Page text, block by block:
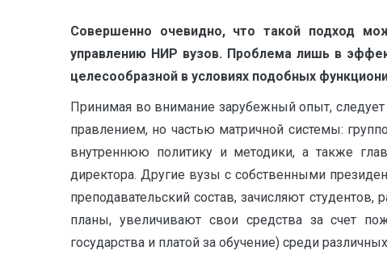
Совершенно очевидно, что такой подход
управлению НИР вузов. Проблема лишь в
целесообразной в условиях подобных
Принимая во внимание зарубежный опыт,
правлением, но частью матричной системы:
внутреннюю политику и методики, а также
директора. Другие вузы с собственными
преподавательский состав, зачисляют
планы, увеличивают свои средства за счет
государства и платой за обучение) среди